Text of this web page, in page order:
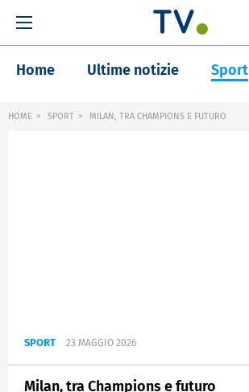
Home Ultime notizie Sport
HOME SPORT MILAN, TRA CHAMPIONS E FUTURO
SPORT 23 MAGGIO 2026
Milan, tra Champions e futuro